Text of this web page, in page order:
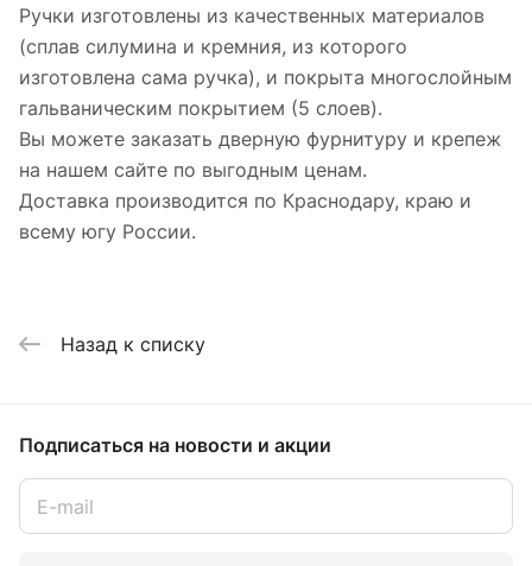
Ручки изготовлены из качественных материалов
(сплав силумина и кремния, из которого
изготовлена сама ручка), и покрыта многослойным
гальваническим покрытием (5 слоев).
Вы можете заказать дверную фурнитуру и крепеж
на нашем сайте по выгодным ценам.
Доставка производится по Краснодару, краю и
всему югу России.
Назад к списку
Подписаться на новости и акции